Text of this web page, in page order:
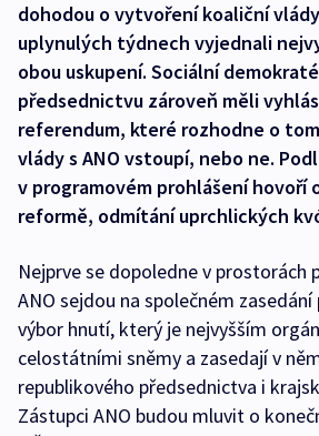
dohodou o vytvoření koaliční
uplynulých týdnech vyjednali
obou uskupení. Sociální
předsednictvu zároveň měli
referendum, které rozhodne o
vlády s ANO vstoupí, nebo ne.
v programovém prohlášení hovoří
reformě, odmítání uprchlických
Nejprve se dopoledne v prostorách
ANO sejdou na společném zasedání
výbor hnutí, který je nejvyšším
celostátními sněmy a zasedají v
republikového předsednictva i
Zástupci ANO budou mluvit o